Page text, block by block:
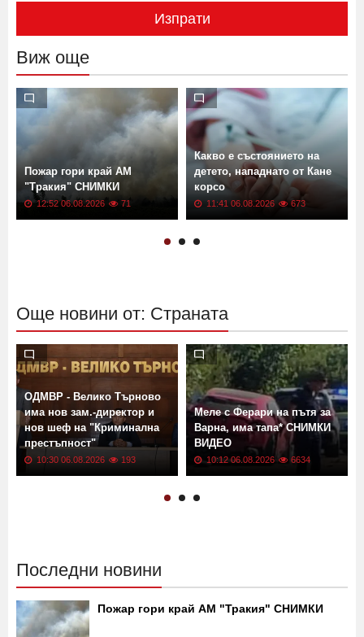
Изпрати
Виж още
Пожар гори край АМ
"Тракия" СНИМКИ
12:52 06.08.2026 71
Какво е състоянието на
детето, нападнато от Кане
корсо
11:41 06.08.2026 673
Още новини от: Страната
ОДМВР - Велико Търново
има нов зам.-директор и
нов шеф на "Криминална
престъпност"
10:30 06.08.2026 193
Меле с Ферари на пътя за
Варна, има тапа* СНИМКИ
ВИДЕО
10:12 06.08.2026 6634
Последни новини
Пожар гори край АМ "Тракия" СНИМКИ